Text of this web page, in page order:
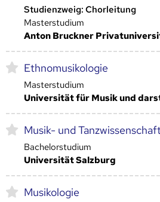
Studienzweig: Chorleitung
Masterstudium
Anton Bruckner
Ethnomusikologie
Masterstudium
Universität für Musik und
Musik- und
Bachelorstudium
Universität Salzburg
Musikologie